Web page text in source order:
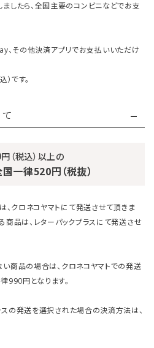
したら、全国主要のコンビニなどでお支
、その他決済アプリでお支払いいただけ
です。
円（税込）以上の
一律520円（税抜）
クロネコヤマトにて発送させて頂きま
商品は、レターパックプラスにて発送させ
い商品の場合は、クロネコヤマトでの発送
990円となります。
の発送を選択された場合の決済方法は、